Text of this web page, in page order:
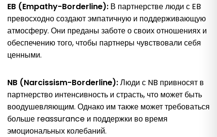
EB (Empathy-Borderline): В партнерстве люди с EB
превосходно создают эмпатичную и поддерживающую
атмосферу. Они преданы заботе о своих отношениях и
обеспечению того, чтобы партнеры чувствовали себя
ценными.
NB (Narcissism-Borderline):Люди с NB привносят в
партнерство интенсивность и страсть, что может быть
воодушевляющим. Однако им также может требоваться
больше reassurance и поддержки во время
эмоциональных колебаний.